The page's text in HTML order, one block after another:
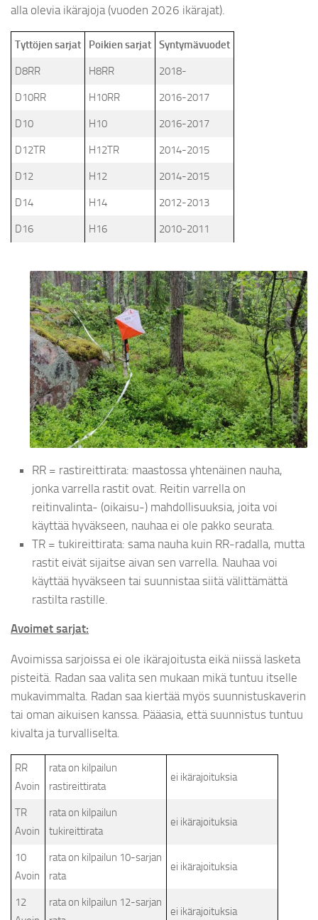
alla olevia ikärajoja (vuoden 2026 ikärajat).
Tyttöjen sarjat Poikien sarjat Syntymävuodet
D8RR H8RR 2018-
D10RR H10RR 2016-2017
D10 H10 2016-2017
D12TR H12TR 2014-2015
D12 H12 2014-2015
D14 H14 2012-2013
D16 H16 2010-2011
RR = rastireittirata: maastossa yhtenäinen nauha,
jonka varrella rastit ovat. Reitin varrella on
reitinvalinta- (oikaisu-) mahdollisuuksia, joita voi
käyttää hyväkseen, nauhaa ei ole pakko seurata.
TR = tukireittirata: sama nauha kuin RR-radalla, mutta
rastit eivät sijaitse aivan sen varrella. Nauhaa voi
käyttää hyväkseen tai suunnistaa siitä välittämättä
rastilta rastille.
Avoimet sarjat:
Avoimissa sarjoissa ei ole ikärajoitusta eikä niissä lasketa
pisteitä. Radan saa valita sen mukaan mikä tuntuu itselle
mukavimmalta. Radan saa kiertää myös suunnistuskaverin
tai oman aikuisen kanssa. Pääasia, että suunnistus tuntuu
kivalta ja turvalliselta.
RR
Avoin
rata on kilpailun
rastireittirata
ei ikärajoituksia
TR
Avoin
rata on kilpailun
tukireittirata
ei ikärajoituksia
10
Avoin
rata on kilpailun 10-sarjan
rata
ei ikärajoituksia
12
rata on kilpailun 12-sarjan
ei ikärajoituksia